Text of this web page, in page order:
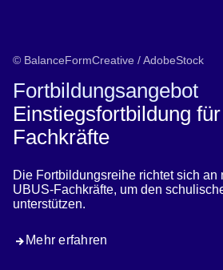
© BalanceFormCreative / AdobeStock
Fortbildungsangebot
Einstiegsfortbildung
Fachkräfte
Die Fortbildungsreihe richtet sich an
UBUS-Fachkräfte, um den
unterstützen.
Mehr erfahren